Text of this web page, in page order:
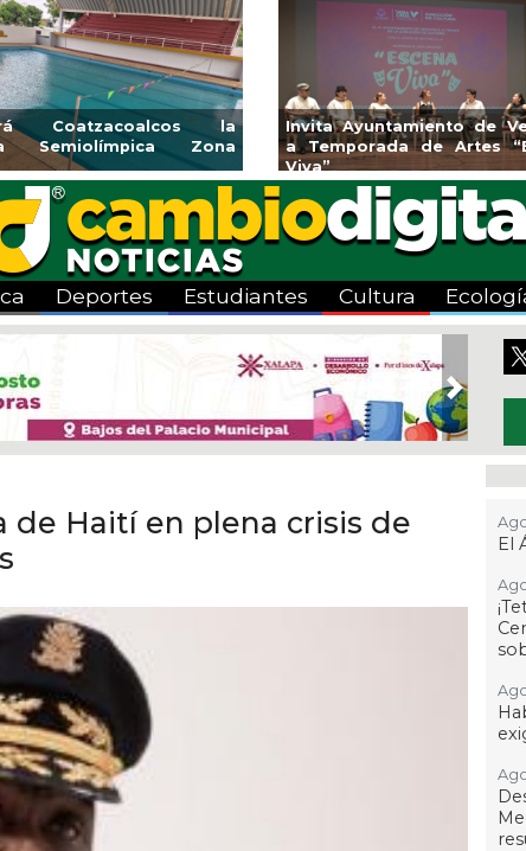
de Veracruz
de Artes “Escena
Aplicará CMAS el
Tandeo durante agosto
Deportes Estudiantes Cultura
Next
Haití en plena crisis de
El